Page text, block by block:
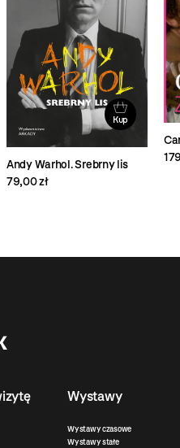
Kup
Andy Warhol. Srebrny lis
79,00 zł
Wystawy
Wystawy czasowe
Wystawy stałe